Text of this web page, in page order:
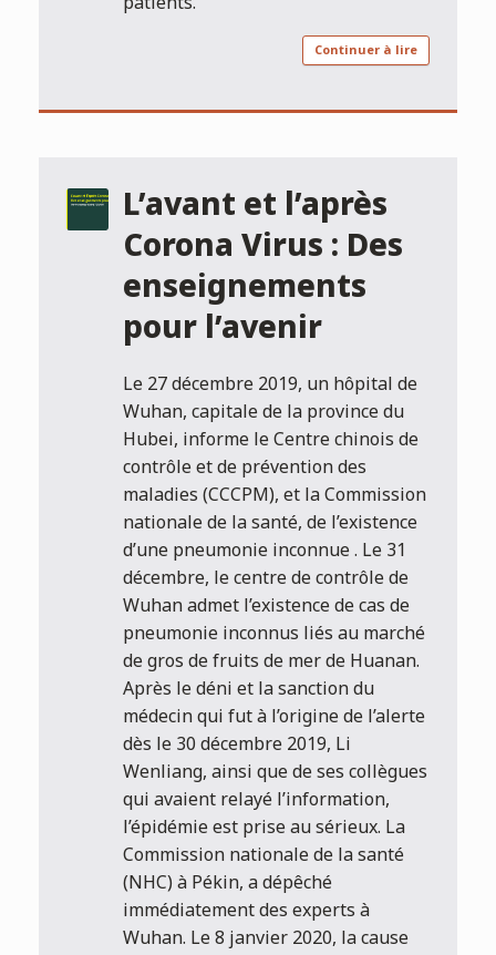
Continuer à lire
L’avant et l’après
Corona Virus : Des
enseignements
pour l’avenir
Le 27 décembre 2019, un hôpital de
Wuhan, capitale de la province du
Hubei, informe le Centre chinois de
contrôle et de prévention des
maladies (CCCPM), et la Commission
nationale de la santé, de l’existence
d’une pneumonie inconnue . Le 31
décembre, le centre de contrôle de
Wuhan admet l’existence de cas de
pneumonie inconnus liés au marché
de gros de fruits de mer de Huanan.
Après le déni et la sanction du
médecin qui fut à l’origine de l’alerte
dès le 30 décembre 2019, Li
Wenliang, ainsi que de ses collègues
qui avaient relayé l’information,
l’épidémie est prise au sérieux. La
Commission nationale de la santé
(NHC) à Pékin, a dépêché
immédiatement des experts à
Wuhan. Le 8 janvier 2020, la cause